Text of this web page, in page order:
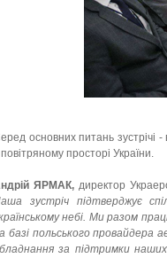
основних питань зустрічі
просторі України.
ЯРМАК, директор
зустріч підтверджує
небі. Ми разом
базі польського провайдера
за підтримки наших